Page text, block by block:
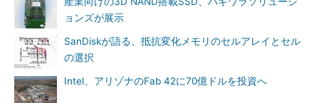
ョンズが展示
SanDiskが語る、抵抗変化メモリのセルアレイとセル
の選択
Intel、アリゾナのFab 42に70億ドルを投資へ